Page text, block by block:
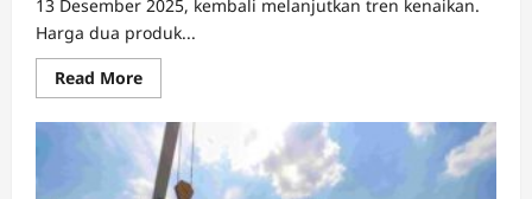
13 Desember 2025, kembali melanjutkan tren kenaikan.
Harga dua produk...
Read MoreRead
more
Harga
Emas
Hari
Ini
di